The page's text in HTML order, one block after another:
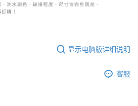
显示电脑版详细说明
客服